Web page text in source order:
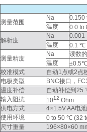
测量范围
Na
0.150
温度
0.0
解析度
Na
0.001
温度
0.1 ℃
测量精度
Na
读数
温度
±0.5℃
校准模式
自动1点或2点
电极类型
BNC接口，
温度补偿
自动补偿到25
输入阻抗
1012 Ohm
供电方式
4×1.5V AA电池
使用环境
0 to 50 ℃ (32
尺寸重量
196×80×60